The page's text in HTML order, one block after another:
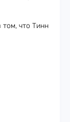
что Тинн